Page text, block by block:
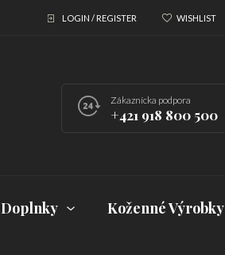
LOGIN / REGISTER WISHLIST
Zákaznícka podpora
+421 918 800 500
Doplnky Koženné Výrobky